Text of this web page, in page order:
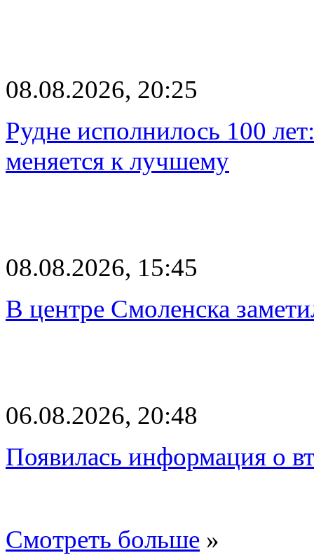
08.08.2026, 20:25
Рудне исполнилось 100
меняется к лучшему
08.08.2026, 15:45
В центре Смоленска
06.08.2026, 20:48
Появилась информация о
Смотреть больше »